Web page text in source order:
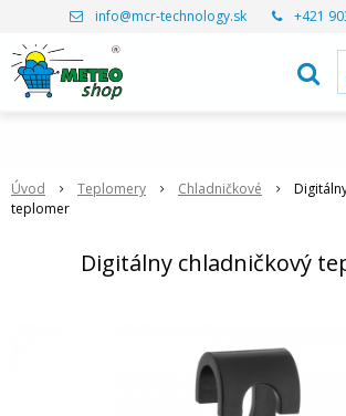
info@mcr-technology.sk +421
Úvod Teplomery Chladničkové
teplomer
Digitálny chladničkový